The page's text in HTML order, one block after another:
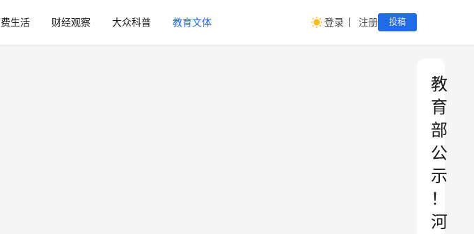
生活 财经观察 大众科普 教育文体 登录 注册 投稿
教
育
部
公
示
！
河